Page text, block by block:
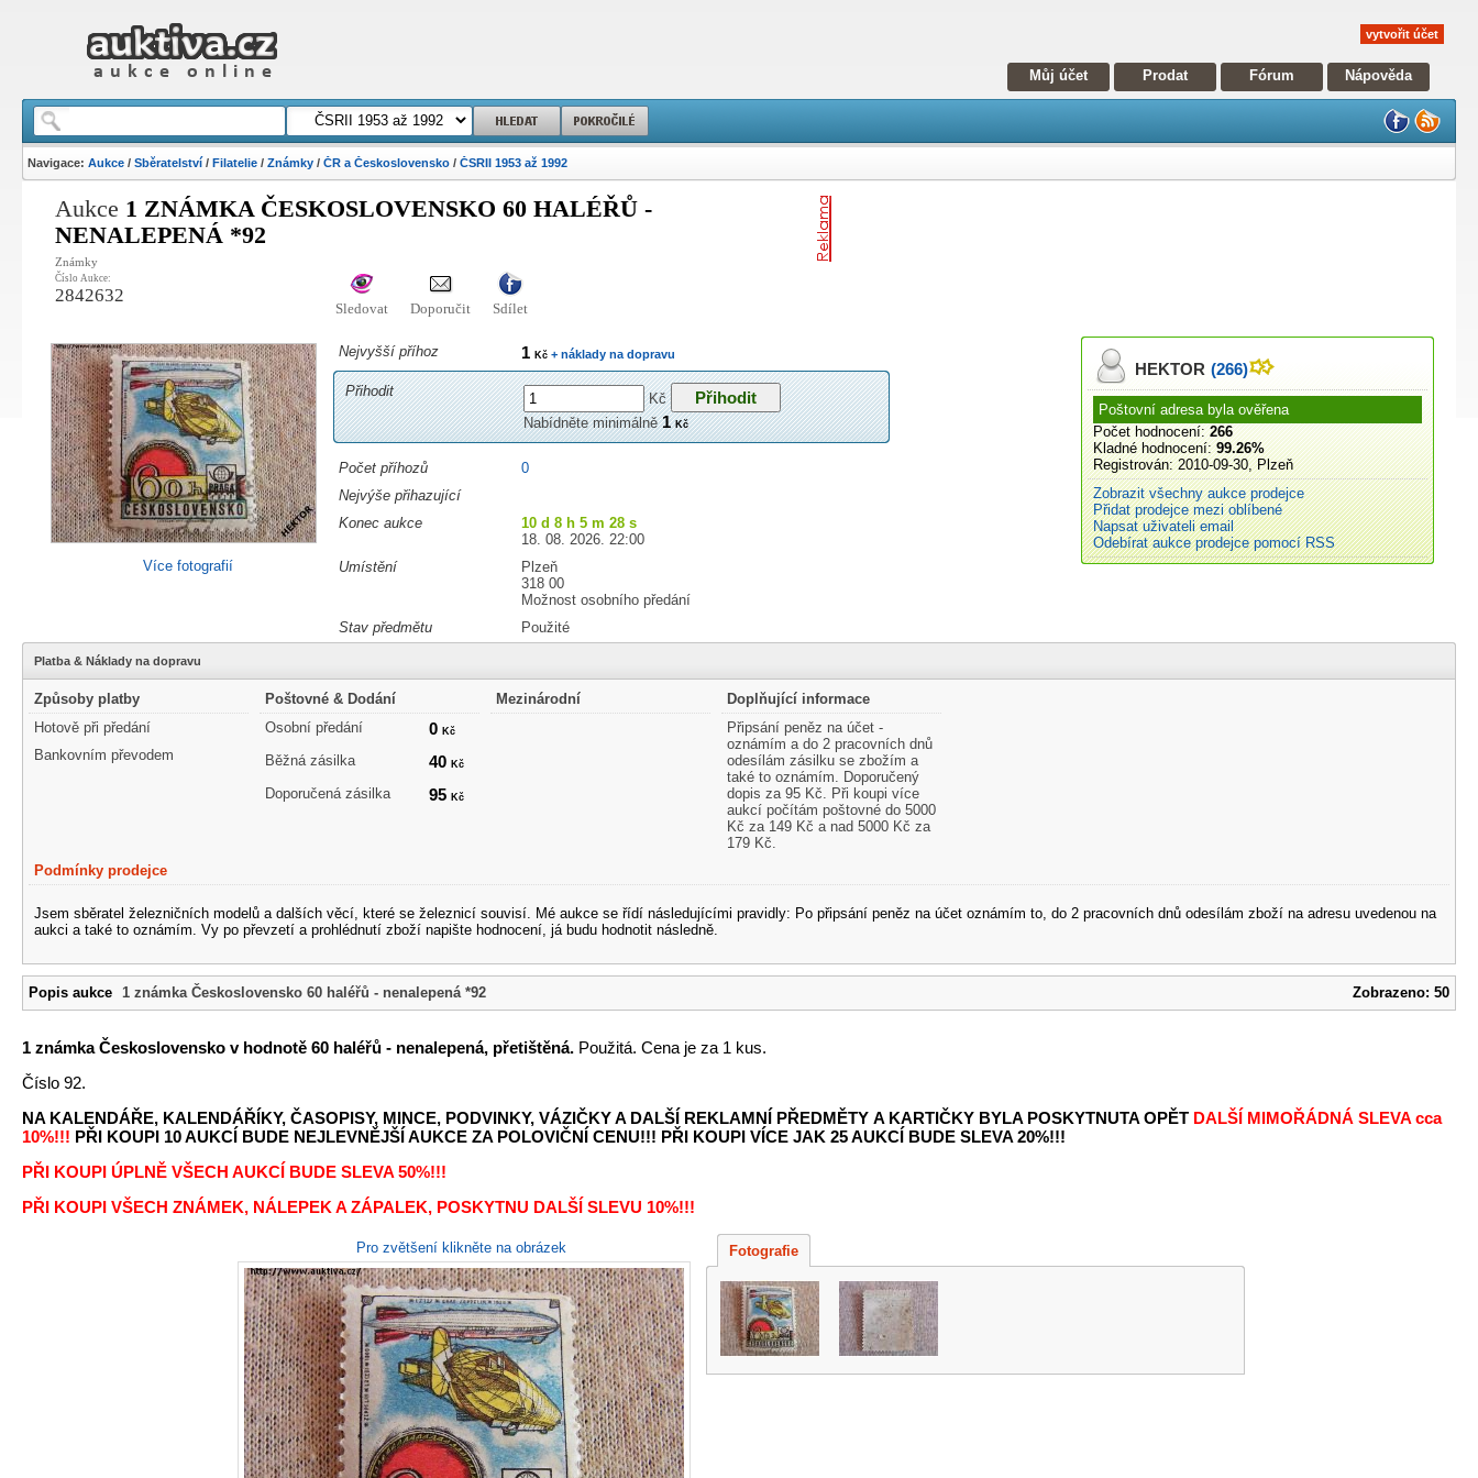
vytvořit účet
Můj účet Prodat Fórum Nápověda
Navigace:Aukce /Sběratelství /Filatelie /Známky /ČR a Československo /ČSRII 1953 až 1992
Aukce 1 ZNÁMKA ČESKOSLOVENSKO 60 HALÉŘŮ -
NENALEPENÁ *92
Známky
Číslo Aukce:
2842632
Sledovat Doporučit Sdílet
Více fotografií
Nejvyšší příhoz 1Kč + náklady na dopravu
Přihodit
Kč
Nabídněte minimálně1Kč
Počet příhozů
0
Nejvýše přihazující
Konec aukce
10 d 8 h 5 m 27 s
18. 08. 2026. 22:00
Umístění
Plzeň
318 00
Možnost osobního předání
Stav předmětu
Použité
HEKTOR (266)
Poštovní adresa byla ověřena
Počet hodnocení: 266
Kladné hodnocení: 99.26%
Registrován: 2010-09-30, Plzeň
Zobrazit všechny aukce prodejce
Přidat prodejce mezi oblíbené
Napsat uživateli email
Odebírat aukce prodejce pomocí RSS
Platba & Náklady na dopravu
Způsoby platby
Hotově při předání
Bankovním převodem
Poštovné & Dodání
Osobní předání
0Kč
Běžná zásilka 40Kč
Doporučená zásilka 95Kč
Mezinárodní
Doplňující informace
Připsání peněz na účet -
oznámím a do 2 pracovních dnů
odesílám zásilku se zbožím a
také to oznámím. Doporučený
dopis za 95 Kč. Při koupi více
aukcí počítám poštovné do 5000
Kč za 149 Kč a nad 5000 Kč za
179 Kč.
Podmínky prodejce
Jsem sběratel železničních modelů a dalších věcí, které se železnicí souvisí. Mé aukce se řídí následujícími pravidly: Po připsání peněz na účet oznámím to, do 2 pracovních dnů odesílám zboží na adresu uvedenou na
aukci a také to oznámím. Vy po převzetí a prohlédnutí zboží napište hodnocení, já budu hodnotit následně.
Popis aukce 1 známka Československo 60 haléřů - nenalepená *92 Zobrazeno: 50
1 známka Československo v hodnotě 60 haléřů - nenalepená, přetištěná. Použitá. Cena je za 1 kus.
Číslo 92.
NA KALENDÁŘE, KALENDÁŘÍKY, ČASOPISY, MINCE, PODVINKY, VÁZIČKY A DALŠÍ REKLAMNÍ PŘEDMĚTY A KARTIČKY BYLA POSKYTNUTA OPĚT DALŠÍ MIMOŘÁDNÁ SLEVAcca
10%!!! PŘI KOUPI 10 AUKCÍ BUDE NEJLEVNĚJŠÍ AUKCE ZA POLOVIČNÍ CENU!!! PŘI KOUPI VÍCE JAK 25 AUKCÍ BUDE SLEVA 20%!!!
PŘI KOUPI ÚPLNĚ VŠECH AUKCÍ BUDE SLEVA 50%!!!
PŘI KOUPI VŠECH ZNÁMEK, NÁLEPEK A ZÁPALEK, POSKYTNU DALŠÍ SLEVU 10%!!!
Pro zvětšení klikněte na obrázek Fotografie